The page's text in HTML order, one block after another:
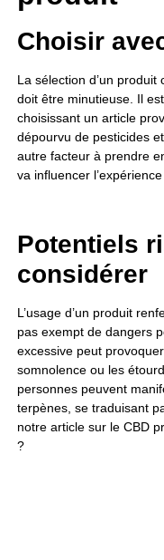
Choisir
La sélection d’un
doit être minutieuse. Il
choisissant un article
dépourvu de pesticides
autre facteur à prendre
va influencer l’expérience
Potentiels
considérer
L’usage d’un produit
pas exempt de dangers
excessive peut
somnolence ou les
personnes peuvent
terpènes, se traduisant
notre article sur le CBD
?